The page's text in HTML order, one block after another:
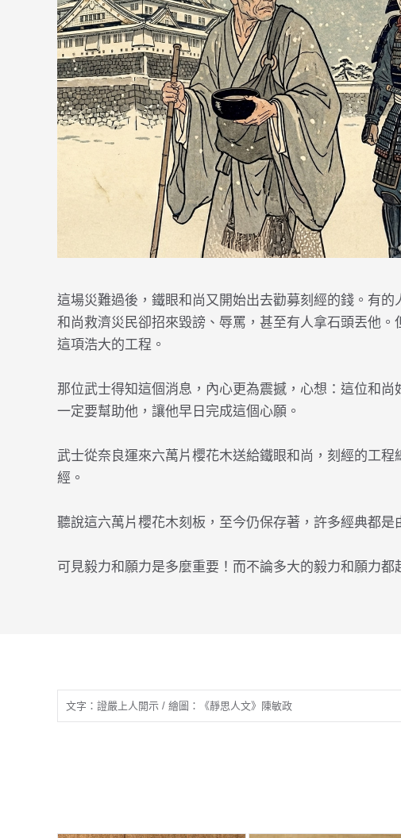
這場災難過後，鐵眼和尚又開始出去勸募刻經的錢。有
和尚救濟災民卻招來毀謗、辱罵，甚至有人拿石頭丟他
這項浩大的工程。
那位武士得知這個消息，內心更為震撼，心想：這位和
一定要幫助他，讓他早日完成這個心願。
武士從奈良運來六萬片櫻花木送給鐵眼和尚，刻經的工
經。
聽說這六萬片櫻花木刻板，至今仍保存著，許多經典都
可見毅力和願力是多麼重要！而不論多大的毅力和願力
文字：證嚴上人開示 / 繪圖：《靜思人文》陳敏政